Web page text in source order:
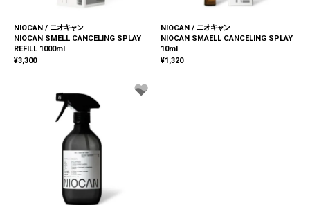
NIOCAN / ニオキャン
NIOCAN SMELL CANCELING SPLAY
REFILL 1000ml
¥3,300
NIOCAN / ニオキャン
NIOCAN SMAELL CANCELING SPLAY
10ml
¥1,320